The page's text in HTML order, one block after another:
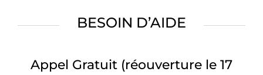
BESOIN D’AIDE
Appel Gratuit (réouverture le 17